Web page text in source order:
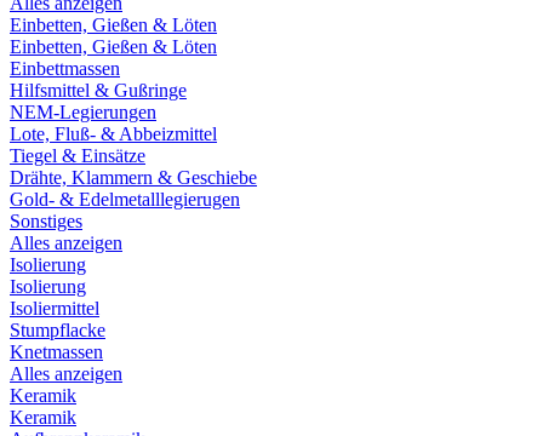
Einbetten, Gießen & Löten
Einbetten, Gießen & Löten
Einbettmassen
Hilfsmittel & Gußringe
NEM-Legierungen
Lote, Fluß- & Abbeizmittel
Tiegel & Einsätze
Drähte, Klammern & Geschiebe
Gold- & Edelmetalllegierugen
Sonstiges
Alles anzeigen
Isolierung
Isolierung
Isoliermittel
Stumpflacke
Knetmassen
Alles anzeigen
Keramik
Keramik